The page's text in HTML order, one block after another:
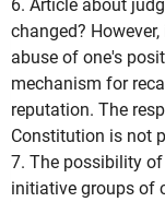
6. Article about
changed?
abuse of one's
mechanism for
reputation. The
Constitution is not
7. The possibility
initiative groups of